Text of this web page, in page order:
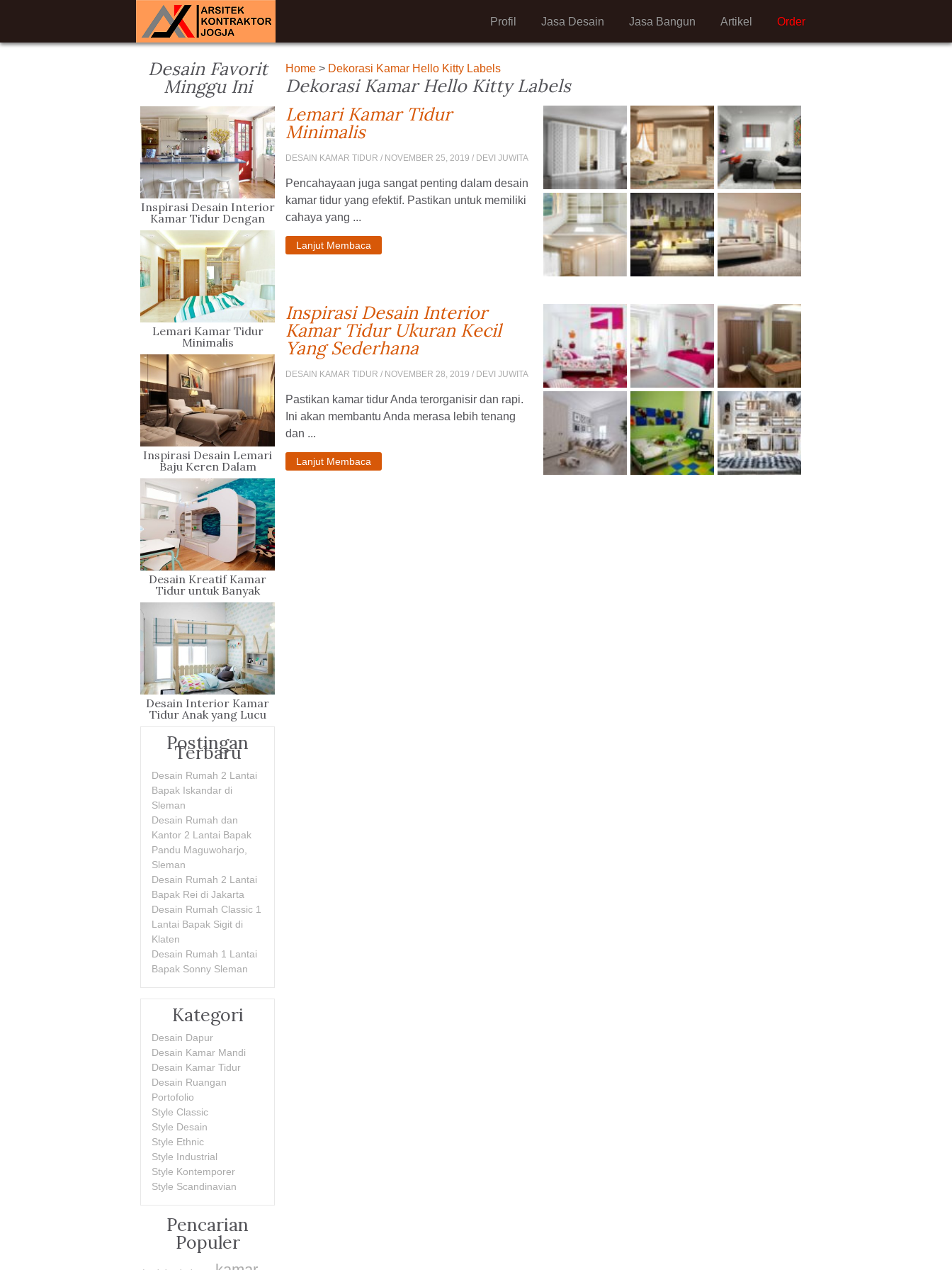
Order
Artikel
Jasa Bangun
Jasa Desain
Profil
Home > Dekorasi Kamar Hello Kitty Labels
Dekorasi Kamar Hello Kitty Labels
Lemari Kamar Tidur
Minimalis
DESAIN KAMAR TIDUR / NOVEMBER 25, 2019 / DEVI JUWITA
Pencahayaan juga sangat penting dalam desain
kamar tidur yang efektif. Pastikan untuk memiliki
cahaya yang ...
Lanjut Membaca
Inspirasi Desain Interior
Kamar Tidur Ukuran Kecil
Yang Sederhana
DESAIN KAMAR TIDUR / NOVEMBER 28, 2019 / DEVI JUWITA
Pastikan kamar tidur Anda terorganisir dan rapi.
Ini akan membantu Anda merasa lebih tenang
dan ...
Lanjut Membaca
Desain Favorit
Minggu Ini
Inspirasi Desain Interior
Kamar Tidur Dengan
Lantai Parket
Lemari Kamar Tidur
Minimalis
Inspirasi Desain Lemari
Baju Keren Dalam
Kamar Tidur Anda
Desain Kreatif Kamar
Tidur untuk Banyak
Orang
Desain Interior Kamar
Tidur Anak yang Lucu
dan Ceria
Postingan
Terbaru
Desain Rumah 2 Lantai
Bapak Iskandar di
Sleman
Desain Rumah dan
Kantor 2 Lantai Bapak
Pandu Maguwoharjo,
Sleman
Desain Rumah 2 Lantai
Bapak Rei di Jakarta
Desain Rumah Classic 1
Lantai Bapak Sigit di
Klaten
Desain Rumah 1 Lantai
Bapak Sonny Sleman
Kategori
Desain Dapur
Desain Kamar Mandi
Desain Kamar Tidur
Desain Ruangan
Portofolio
Style Classic
Style Desain
Style Ethnic
Style Industrial
Style Kontemporer
Style Scandinavian
Pencarian
Populer